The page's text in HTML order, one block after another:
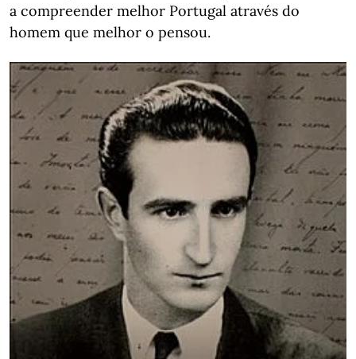
a compreender melhor Portugal através do
homem que melhor o pensou.